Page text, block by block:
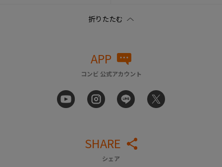
APP
コンビ 公式アカウント
SHARE
シェア